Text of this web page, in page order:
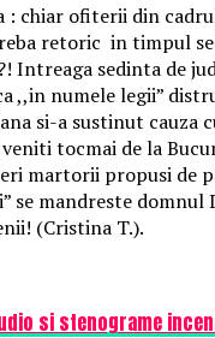
chiar ofiterii din
retoric in timpul
Intreaga sedinta de
,,in numele legii”
si-a sustinut cauza
tocmai de la
martorii propusi de
mandreste
(Cristina T.).
si stenograme